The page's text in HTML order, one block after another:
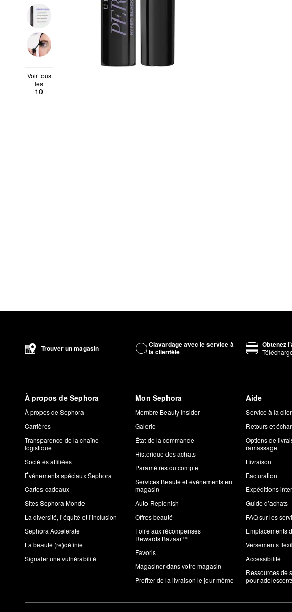
Voir tous
les
10
Trouver un magasin
Clavardage avec le service à
la clientèle
Obtenez
À propos de Sephora
À propos de Sephora
Carrières
Transparence de la chaîne
logistique
Sociétés affiliées
Événements spéciaux Sephora
Cartes-cadeaux
Sites Sephora Monde
La diversité, l’équité et l’inclusion
Sephora Accelerate
La beauté (re)définie
Signaler une vulnérabilité
Mon Sephora
Membre Beauty Insider
Galerie
État de la commande
Historique des achats
Paramètres du compte
Services Beauté et événements en
magasin
Auto-Replenish
Offres beauté
Foire aux récompenses
Rewards Bazaar™
Favoris
Magasiner dans votre magasin
Profiter de la livraison le jour même
Aide
Service à la
Retours et
Options de
ramassage
Livraison
Facturation
Expéditions
Guide d’achats
FAQ sur les
Emplacements
Versements
Accessibilité
Ressources de
pour